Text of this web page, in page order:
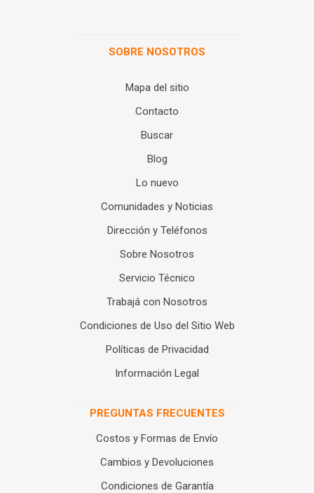
SOBRE NOSOTROS
Mapa del sitio
Contacto
Buscar
Blog
Lo nuevo
Comunidades y Noticias
Dirección y Teléfonos
Sobre Nosotros
Servicio Técnico
Trabajá con Nosotros
Condiciones de Uso del Sitio Web
Políticas de Privacidad
Información Legal
PREGUNTAS FRECUENTES
Costos y Formas de Envío
Cambios y Devoluciones
Condiciones de Garantía